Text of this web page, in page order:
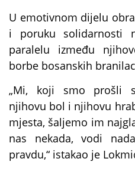
U emotivnom dijelu
i poruku solidarnosti
paralelu između
borbe bosanskih
„Mi, koji smo prošli
njihovu bol i njihovu
mjesta, šaljemo im
nas nekada, vodi
pravdu,“ istakao je